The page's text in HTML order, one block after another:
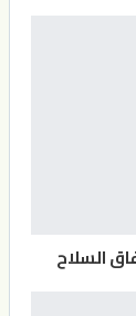
السلاح